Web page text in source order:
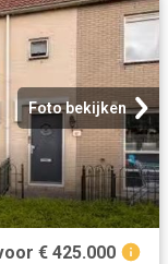
Foto bekijken
€ 425.000